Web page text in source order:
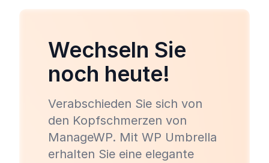
Wechseln Sie
noch heute!
Verabschieden Sie sich von
den Kopfschmerzen von
ManageWP. Mit WP Umbrella
erhalten Sie eine elegante